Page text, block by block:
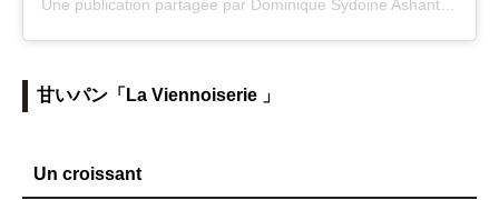
甘いパン「La Viennoiserie 」
Un croissant